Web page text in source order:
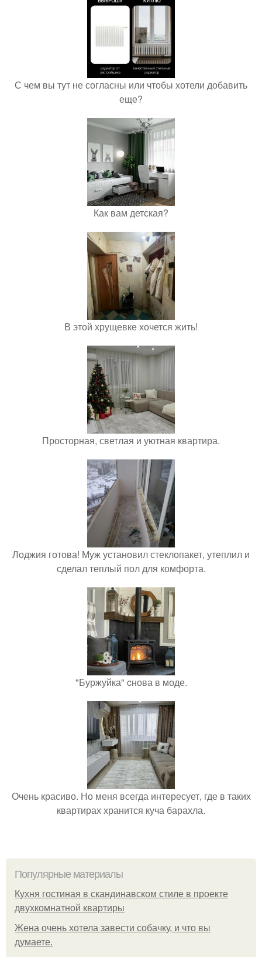
С чем вы тут не согласны или чтобы хотели добавить
еще?
Как вам детская?
В этой хрущевке хочется жить!
Просторная, светлая и уютная квартира.
Лоджия готова! Муж установил стеклопакет, утеплил и
сделал теплый пол для комфорта.
"Буржуйка" cнова в моде.
Очень красиво. Но меня всегда интересует, где в таких
квартирах хранится куча барахла.
Популярные материалы
Кухня гостиная в скандинавском стиле в проекте
двухкомнатной квартиры
Жена очень хотела завести собачку, и что вы
думаете.